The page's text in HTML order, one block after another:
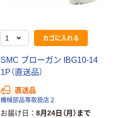
カゴに入れる
SMC ブローガン IBG10-14
1P（直送品）
直送品
機械部品等取扱店２
お届け日 8月24日（月）まで